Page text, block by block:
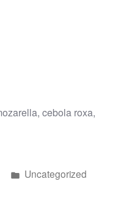
cebola roxa,
Publicado
Uncategorized